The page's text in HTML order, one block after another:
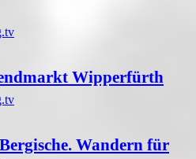
Wipperfürth
Wandern für